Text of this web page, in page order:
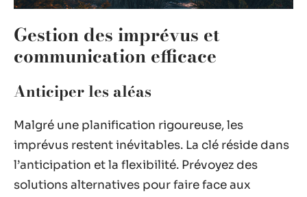
Gestion des imprévus et
communication efficace
Anticiper les aléas
Malgré une planification rigoureuse, les
imprévus restent inévitables. La clé réside dans
l’anticipation et la flexibilité. Prévoyez des
solutions alternatives pour faire face aux